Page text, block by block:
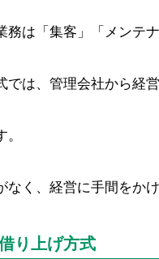
務は「集客」「メンテ
では、管理会社から経
なく、経営に手間をか
り上げ方式